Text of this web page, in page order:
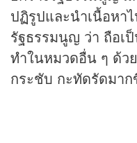
ปฏิรูปและนำเนื้อหา
รัฐธรรมนูญ ว่า ถือเ
ทำในหมวดอื่น ๆ ด้ว
กระชับ กะทัดรัดมา